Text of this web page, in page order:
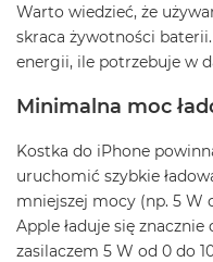
k
u
M
c
o
o
k
A
i
r
Warto wiedzieć, że
skraca żywotności baterii.
energii, ile potrzebuje w
Minimalna moc
Kostka do iPhone
uruchomić szybkie
mniejszej mocy (np. 5 W
Apple ładuje się znacznie
zasilaczem 5 W od 0 do